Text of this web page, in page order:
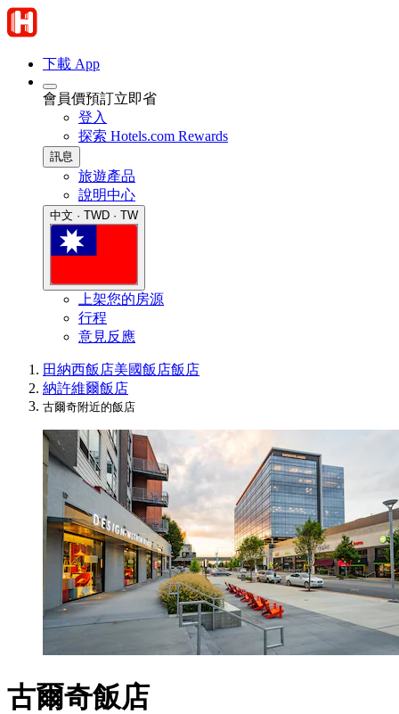
下載 App
會員價預訂立即省
登入
探索 Hotels.com Rewards
訊息
旅遊產品
說明中心
中文 · TWD · TW
上架您的房源
行程
意見反應
田納西飯店美國飯店飯店
納許維爾飯店
古爾奇附近的飯店
古爾奇飯店